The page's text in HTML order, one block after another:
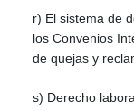
r) El sistema de
los Convenios
de quejas y
s) Derecho